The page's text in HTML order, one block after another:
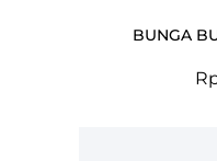
BUNGA